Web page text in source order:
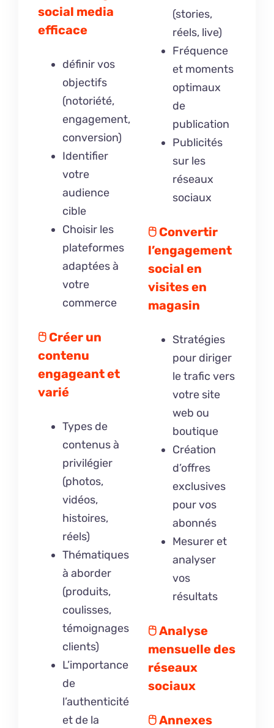
social media
efficace
définir vos
objectifs
(notoriété,
engagement,
conversion)
Identifier
votre
audience
cible
Choisir les
plateformes
adaptées à
votre
commerce
🖰 Créer un
contenu
engageant et
varié
Types de
contenus à
privilégier
(photos,
vidéos,
histoires,
réels)
Thématiques
à aborder
(produits,
coulisses,
témoignages
clients)
L’importance
de
l’authenticité
et de la
(stories,
réels, live)
Fréquence
et moments
optimaux
de
publication
Publicités
sur les
réseaux
sociaux
🖰 Convertir
l’engagement
social en
visites en
magasin
Stratégies
pour diriger
le trafic vers
votre site
web ou
boutique
Création
d’offres
exclusives
pour vos
abonnés
Mesurer et
analyser
vos
résultats
🖰Analyse
mensuelle des
réseaux
sociaux
🖰Annexes